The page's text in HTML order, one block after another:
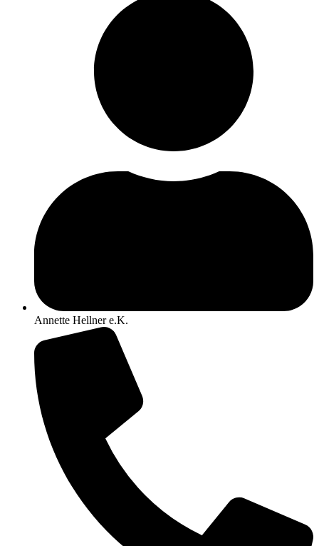
Annette Hellner e.K.